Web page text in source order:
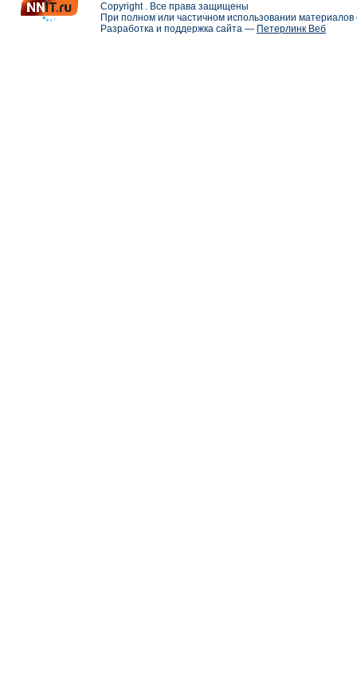
Copyright . Все права защищены
При полном или частичном использовании
Разработка и поддержка сайта — Петерлинк Веб